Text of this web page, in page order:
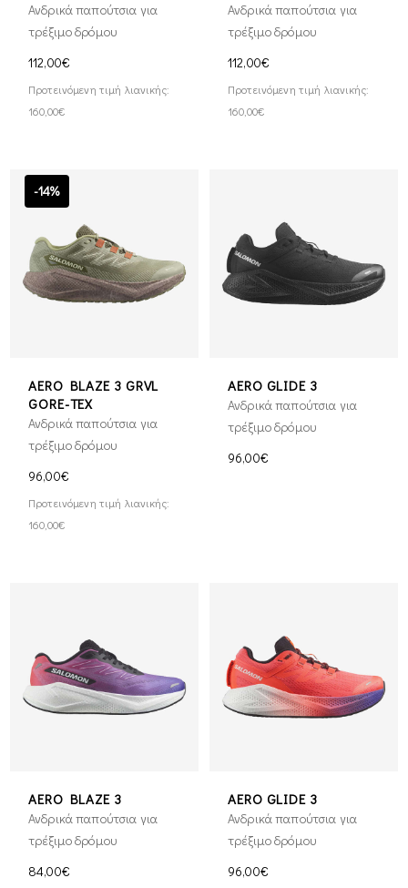
Ανδρικά παπούτσια για
τρέξιμο δρόμου
112,00€
Προτεινόμενη τιμή λιανικής:
160,00€
Ανδρικά παπούτσια για
τρέξιμο δρόμου
112,00€
Προτεινόμενη τιμή λιανικής:
160,00€
-14%
AERO BLAZE 3 GRVL
GORE-TEX
Ανδρικά παπούτσια για
τρέξιμο δρόμου
96,00€
Προτεινόμενη τιμή λιανικής:
160,00€
AERO GLIDE 3
Ανδρικά παπούτσια για
τρέξιμο δρόμου
96,00€
AERO BLAZE 3
Ανδρικά παπούτσια για
τρέξιμο δρόμου
84,00€
AERO GLIDE 3
Ανδρικά παπούτσια για
τρέξιμο δρόμου
96,00€